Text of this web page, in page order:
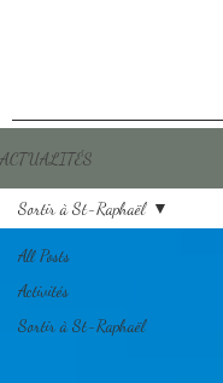
ACTUALITÉS
All Posts
Activités
Sortir à St-Raphaël
Sortir à St-Raphaël